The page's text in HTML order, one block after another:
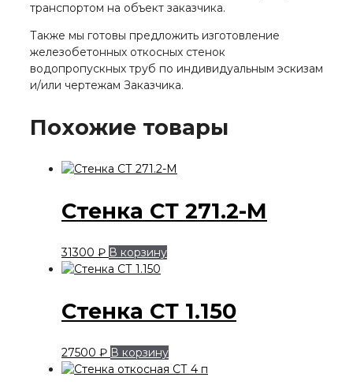
транспортом на объект заказчика.
Также мы готовы предложить изготовление
железобетонных откосных стенок
водопропускных труб по индивидуальным эскизам
и/или чертежам Заказчика.
Похожие товары
Стенка СТ 271.2-М
31300 ₽ В корзину
Стенка СТ 1.150
27500 ₽ В корзину